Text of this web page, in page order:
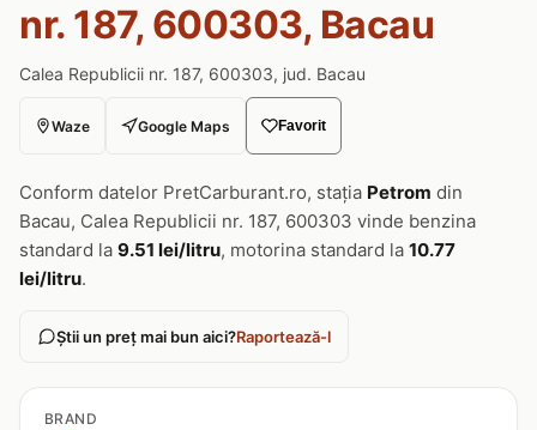
nr. 187, 600303, Bacau
Calea Republicii nr. 187, 600303, jud. Bacau
Waze Google Maps Favorit
Conform datelor PretCarburant.ro, stația Petrom din
Bacau, Calea Republicii nr. 187, 600303 vinde benzina
standard la 9.51 lei/litru, motorina standard la 10.77
lei/litru.
Știi un preț mai bun aici?Raportează-l
BRAND